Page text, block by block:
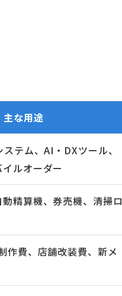
主な用途
テム、AI・DXツール、
ルオーダー
精算機、券売機、清掃ロ
作費、店舗改装費、新メ